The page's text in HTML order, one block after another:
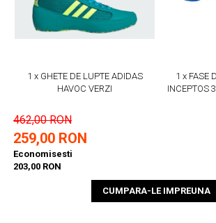
1 x GHETE DE LUPTE ADIDAS
HAVOC VERZI
1 x FASE
INCEPTOS
462,00 RON
259,00 RON
Economisesti
203,00 RON
CUMPARA-LE IMPREUNA